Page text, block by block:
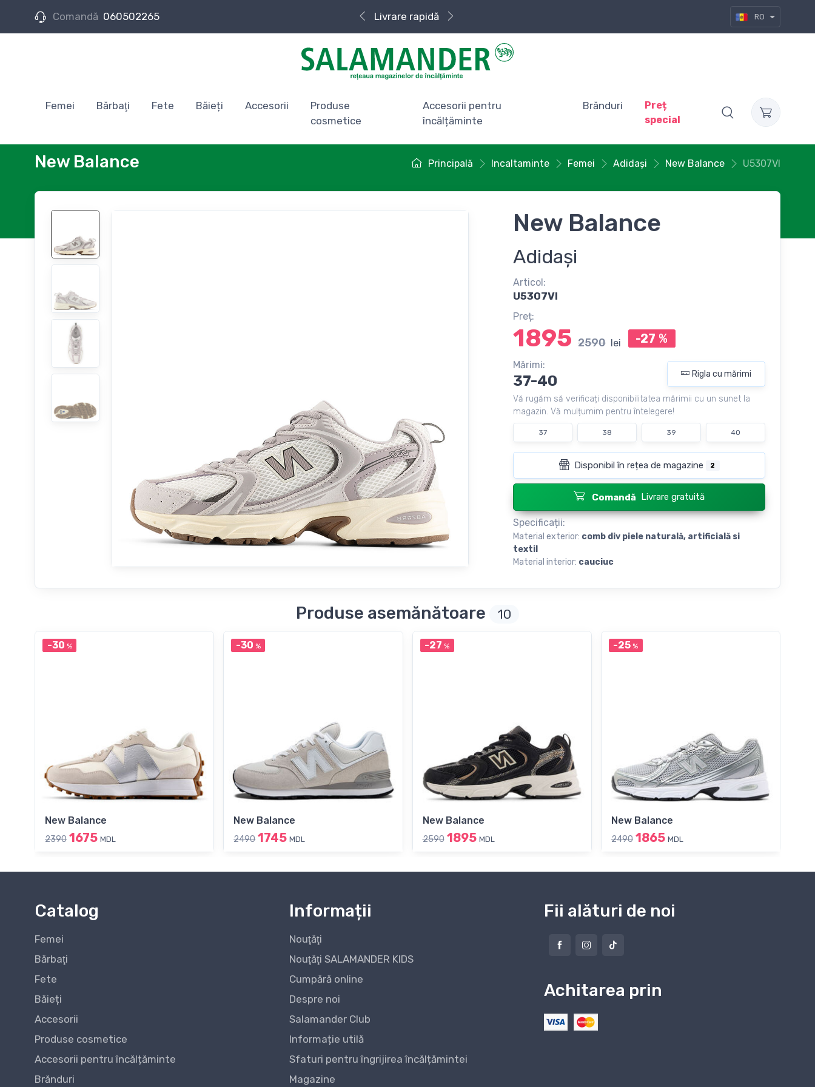
Comandă 060502265 Livrare rapidă RO
Femei Bărbaţi Fete Băieți Accesorii
Produse
cosmetice
Accesorii pentru
încălțăminte
Brănduri
Preț
special
Principală Incaltaminte Femei Adidași New Balance U5307VI
New Balance
New Balance
Adidași
Articol:
U5307VI
Preț:
1895 2590 lei -27 %
Mărimi:
37-40 Rigla cu mărimi
Vă rugăm să verificați disponibilitatea mărimii cu un sunet la
magazin. Vă mulțumim pentru întelegere!
37 38 39 40
Disponibil în rețea de magazine 2
Comandă Livrare gratuită
Specificații:
Material exterior: сomb div piele naturală, artificială si
textil
Material interior: cauciuc
Produse asemănătoare 10
-30 %
New Balance
2390 1675 MDL
-30 %
New Balance
2490 1745 MDL
-27 %
New Balance
2590 1895 MDL
-25 %
New Balance
2490 1865 MDL
Catalog
Femei
Bărbaţi
Fete
Băieți
Accesorii
Produse cosmetice
Accesorii pentru încălțăminte
Brănduri
Informații
Nouţăţi
Nouţăţi SALAMANDER KIDS
Cumpără online
Despre noi
Salamander Club
Informație utilă
Sfaturi pentru îngrijirea încălțămintei
Magazine
Fii alături de noi
Achitarea prin